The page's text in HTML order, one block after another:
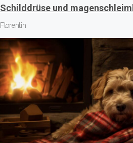
Schilddrüse und
Florentin